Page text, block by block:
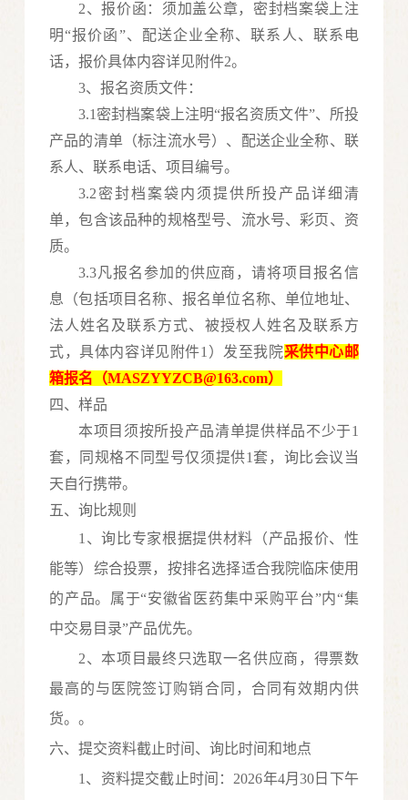
2、报价函：须加盖公章，密封档案袋上注
明“报价函”、配送企业全称、联系人、联系电
话，报价具体内容详见附件2。
3、报名资质文件：
3.1密封档案袋上注明“报名资质文件”、所投
产品的清单（标注流水号）、配送企业全称、联
系人、联系电话、项目编号。
3.2密封档案袋内须提供所投产品详细清
单，包含该品种的规格型号、流水号、彩页、资
质。
3.3凡报名参加的供应商，请将项目报名信
息（包括项目名称、报名单位名称、单位地址、
法人姓名及联系方式、被授权人姓名及联系方
式 ，具体内容详见附件1）发至我院采供中心邮
箱报名（MASZYYZCB@163.com）
四、样品
本项目须按所投产品清单提供样品不少于1
套，同规格不同型号仅须提供1套，询比会议当
天自行携带。
五、询比规则
1、询比专家根据提供材料（产品报价、性
能等）综合投票，按排名选择适合我院临床使用
的产品。属于“安徽省医药集中采购平台”内“集
中交易目录”产品优先。
2、本项目最终只选取一名供应商，得票数
最高的与医院签订购销合同，合同有效期内供
货。。
六、提交资料截止时间、询比时间和地点
1、资料提交截止时间：2026年4月30 日 下午